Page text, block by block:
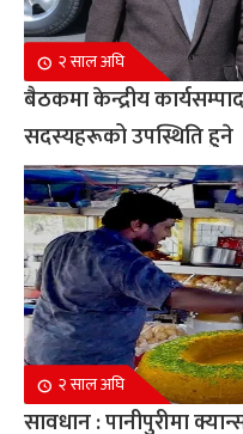
२ साल अघि
बैठकमा केन्द्रीय
सदस्यहरूको उपस्थिति हुने
२ साल अघि
सावधान : पानीपुरीमा